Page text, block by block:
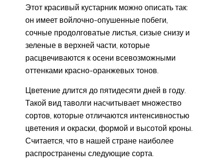
Этот красивый кустарник можно описать так:
он имеет войлочно-опушенные побеги,
сочные продолговатые листья, сизые снизу и
зеленые в верхней части, которые
расцвечиваются к осени всевозможными
оттенками красно-оранжевых тонов.
Цветение длится до пятидесяти дней в году.
Такой вид таволги насчитывает множество
сортов, которые отличаются интенсивностью
цветения и окраски, формой и высотой кроны.
Считается, что в нашей стране наиболее
распространены следующие сорта.